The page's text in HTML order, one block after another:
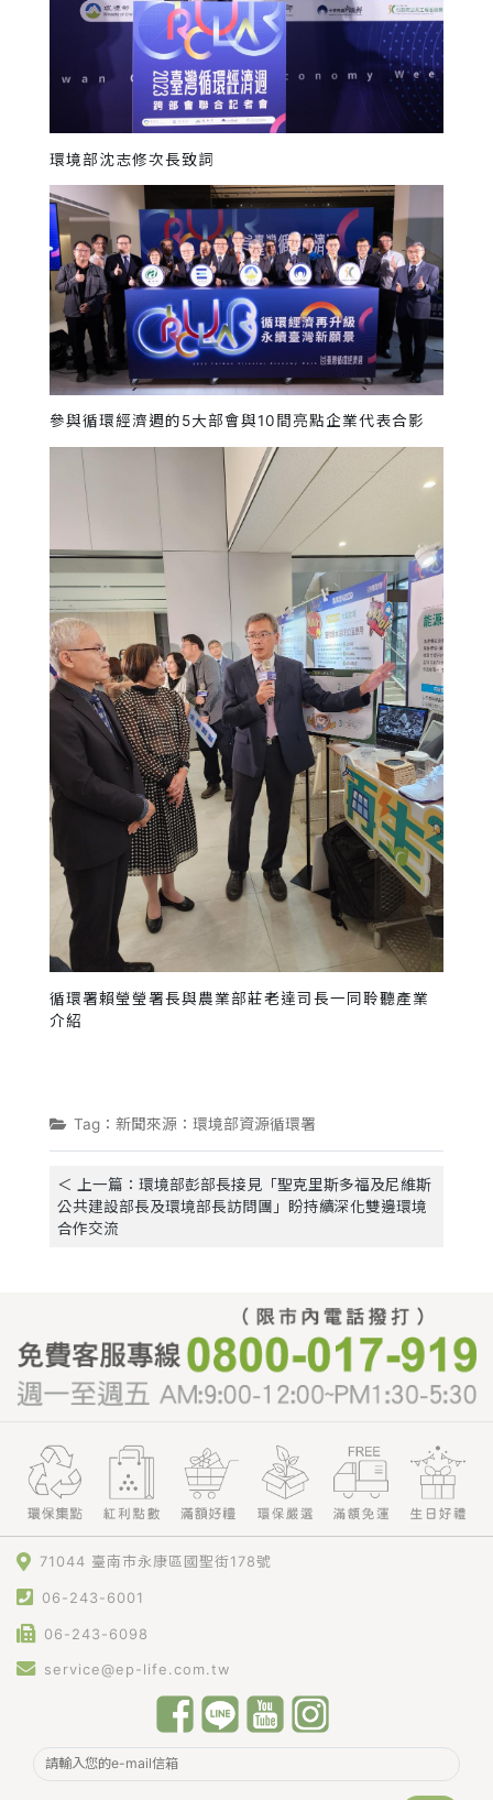
環境部沈志修次長致詞
參與循環經濟週的5大部會與10間亮點企業代表合影
循環署賴瑩瑩署長與農業部莊老達司長一同聆聽產業
介紹
Tag：新聞來源：環境部資源循環署
＜ 上一篇：環境部彭部長接見「聖克里斯多福及尼維斯
公共建設部長及環境部長訪問團」盼持續深化雙邊環境
合作交流
71044 臺南市永康區國聖街178號
06-243-6001
06-243-6098
service@ep-life.com.tw